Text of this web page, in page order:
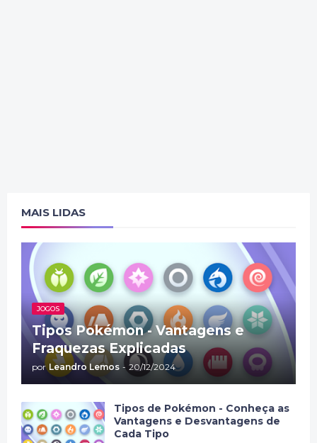
MAIS LIDAS
JOGOS
Tipos Pokémon - Vantagens e
Fraquezas Explicadas
por Leandro Lemos - 20/12/2024
Tipos de Pokémon - Conheça as
Vantagens e Desvantagens de
Cada Tipo